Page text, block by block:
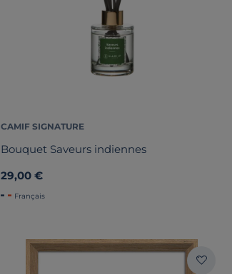
CAMIF SIGNATURE
Bouquet Saveurs indiennes
29,00 €
Français